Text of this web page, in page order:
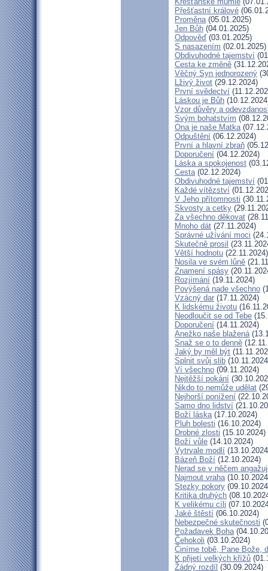
Přešťastní králové
Proměna(05.01.2025)
Jen Bůh (04.01.2025)
Odpověď (03.01.2025)
S nasazením (02.01.2025)
Obdivuhodné tajemství
Cesta ke změně
Věčný Syn jednorozený
Lživý život (29.12.2024)
První svědectví
Láskou je Bůh
Vzor důvěry a
Svým bohatstvím
Ona je naše Matka
Odpuštění (06.12.2024)
První a hlavní zbraň
Doporučení (04.12.2024)
Láska a spokojenost
Cesta(02.12.2024)
Obdivuhodné tajemství
Každé vítězství
V Jeho přítomnosti
Skvosty a cetky
Za všechno děkovat
Mnoho dát (27.11.2024)
Správné užívání moci
Skutečně prosil
Větší hodnotu (22.11.2024)
Nosila ve svém lůně
Znamení spásy
Rozjímání (19.11.2024)
Povýšená nade všechno
Vzácný dar (17.11.2024)
K lidskému životu
Neodloučit se od Tebe
Doporučení (14.11.2024)
Anežko naše blažená
Snaž se o to denně
Jaký by měl být
Splnit svůj slib
Ví všechno (09.11.2024)
Nejtěžší pokání
Nikdo to nemůže udělat
Nejhorší ponížení
Samo dno lidství
Boží láska(17.10.2024)
Pluh bolesti (16.10.2024)
Drobné zlosti (15.10.2024)
Boží vůle (14.10.2024)
Vytrvale modlí
Bázeň Boží (12.10.2024)
Nerad se v něčem
Najmout vraha
Stezky pokory
Kritika druhých
K velikému cíli
Jaké štěstí (06.10.2024)
Nebezpečné skutečnosti
Požadavek Boha
Čehokoli (03.10.2024)
Činíme tobě, Pane Bože,
K přijetí velkých křížů
Žádný rozdíl (30.09.2024)